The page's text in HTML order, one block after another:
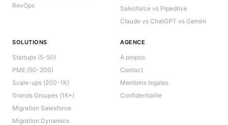
RevOps
Salesforce vs Pipedrive
Claude vs ChatGPT vs Gemini
SOLUTIONS
Startups (5-50)
PME (50-200)
Scale-ups (200-1K)
Grands Groupes (1K+)
Migration Salesforce
Migration Dynamics
AGENCE
A propos
Contact
Mentions legales
Confidentialite